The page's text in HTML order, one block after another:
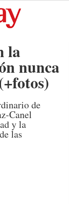
la
nunca
de
Canel
y la
las